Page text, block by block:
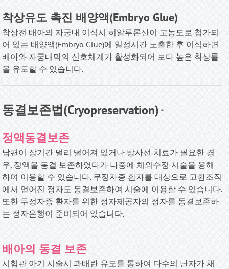
착상유도 촉진 배양액(Embryo Glue)
착상전 배아의 자궁내 이식시 히알루론산이 고농도로 첨가되
어 있는 배양액(Embryo Glue)에 일정시간 노출한 후 이식하면
배아와 자궁내막의 신호체계가 활성화되어 보다 높은 착상률
을 유도할 수 있습니다.
동결보존법(Cryopreservation) *
정액동결보존
남편이 장기간 멀리 떨어져 있거나 방사선 치료가 필요한 경
우, 정액을 동결 보존하였다가 나중에 체외수정 시술을 융해
하여 이용할 수 있습니다. 무정자증 환자를 대상으로 고환조직
에서 얻어진 정자도 동결보존하여 시술에 이용할 수 있습니다.
또한 무정자증 환자를 위한 정자제공자의 정자를 동결보존하
는 정자은행이 준비되어 있습니다.
배아의 동결 보존
시험관 아기 시술시 과배란 유도를 통하여 다수의 난자가 채